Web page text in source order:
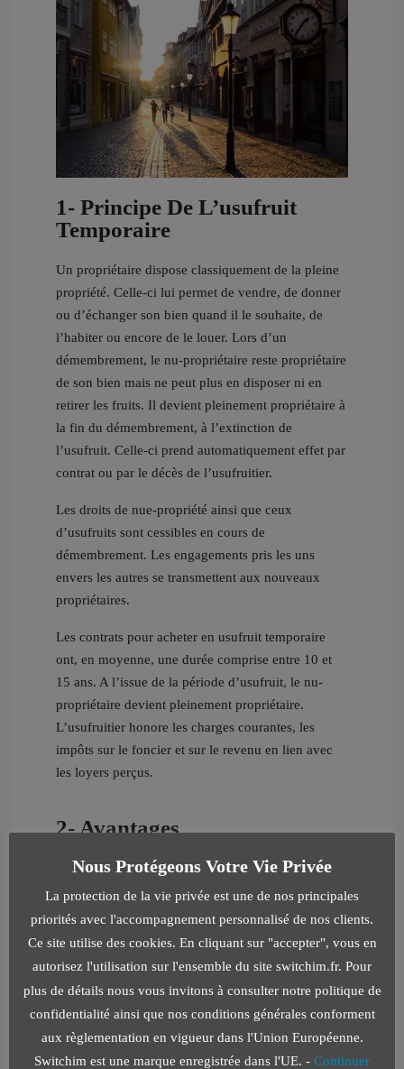
1- Principe De L’usufruit
Temporaire
Un propriétaire dispose classiquement de la pleine
propriété. Celle-ci lui permet de vendre, de donner
ou d’échanger son bien quand il le souhaite, de
l’habiter ou encore de le louer. Lors d’un
démembrement, le nu-propriétaire reste propriétaire
de son bien mais ne peut plus en disposer ni en
retirer les fruits. Il devient pleinement propriétaire à
la fin du démembrement, à l’extinction de
l’usufruit. Celle-ci prend automatiquement effet par
contrat ou par le décès de l’usufruitier.
Les droits de nue-propriété ainsi que ceux
d’usufruits sont cessibles en cours de
démembrement. Les engagements pris les uns
envers les autres se transmettent aux nouveaux
propriétaires.
Les contrats pour acheter en usufruit temporaire
ont, en moyenne, une durée comprise entre 10 et
15 ans. A l’issue de la période d’usufruit, le nu-
propriétaire devient pleinement propriétaire.
L’usufruitier honore les charges courantes, les
impôts sur le foncier et sur le revenu en lien avec
les loyers perçus.
2- Avantages
On déménage en moyenne 4,6 fois au cours de sa
vie (hors logement étudiants). Plus la personne de
référence dans le foyer est âgée, plus la probabilité
de changer de logement diminue. Les moins de 35
les plus mobiles. Les locataires déménagent en
moyenne tous les 7 ans et les propriétaires tous les
13 ans.
Nous Protégeons Votre Vie Privée
La protection de la vie privée est une de nos principales
priorités avec l'accompagnement personnalisé de nos clients.
Ce site utilise des cookies. En cliquant sur "accepter", vous en
autorisez l'utilisation sur l'ensemble du site switchim.fr. Pour
plus de détails nous vous invitons à consulter notre politique de
confidentialité ainsi que nos conditions générales conforment
aux règlementation en vigueur dans l'Union Européenne.
Switchim est une marque enregistrée dans l'UE. - Continuer